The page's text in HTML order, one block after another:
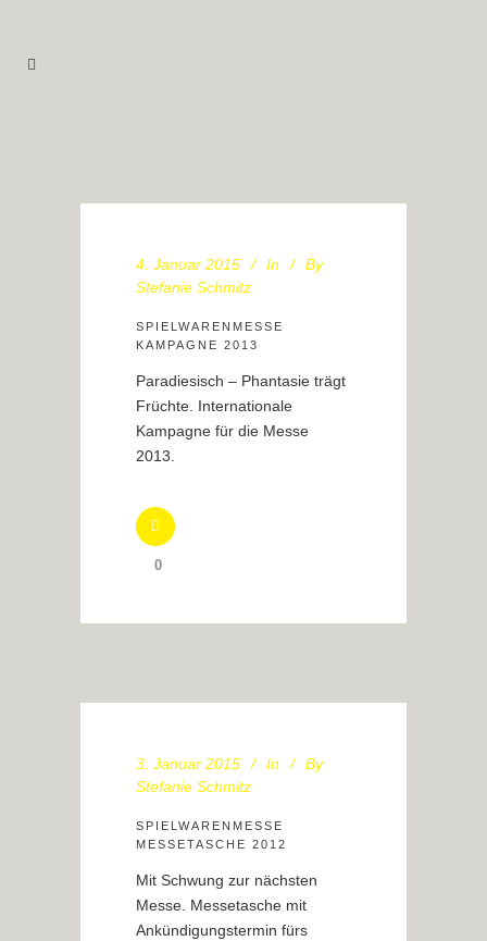
4. Januar 2015 In
By
Stefanie Schmitz
SPIELWARENMESSE
KAMPAGNE 2013
Paradiesisch – Phantasie trägt
Früchte. Internationale
Kampagne für die Messe
2013.
0
3. Januar 2015 In
By
Stefanie Schmitz
SPIELWARENMESSE
MESSETASCHE 2012
Mit Schwung zur nächsten
Messe. Messetasche mit
Ankündigungstermin fürs